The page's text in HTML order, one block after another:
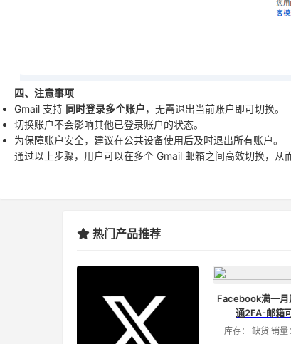
四、注意事项
Gmail 支持 同时登录多个账户，无需退出当前账户即可切换。
切换账户不会影响其他已登录账户的状态。
为保障账户安全，建议在公共设备使用后及时退出所有账户。
通过以上步骤，用户可以在多个 Gmail 邮箱之间高效切换，从
热门产品推荐
Facebook满一
通2FA-邮箱
库存： 缺货 销量